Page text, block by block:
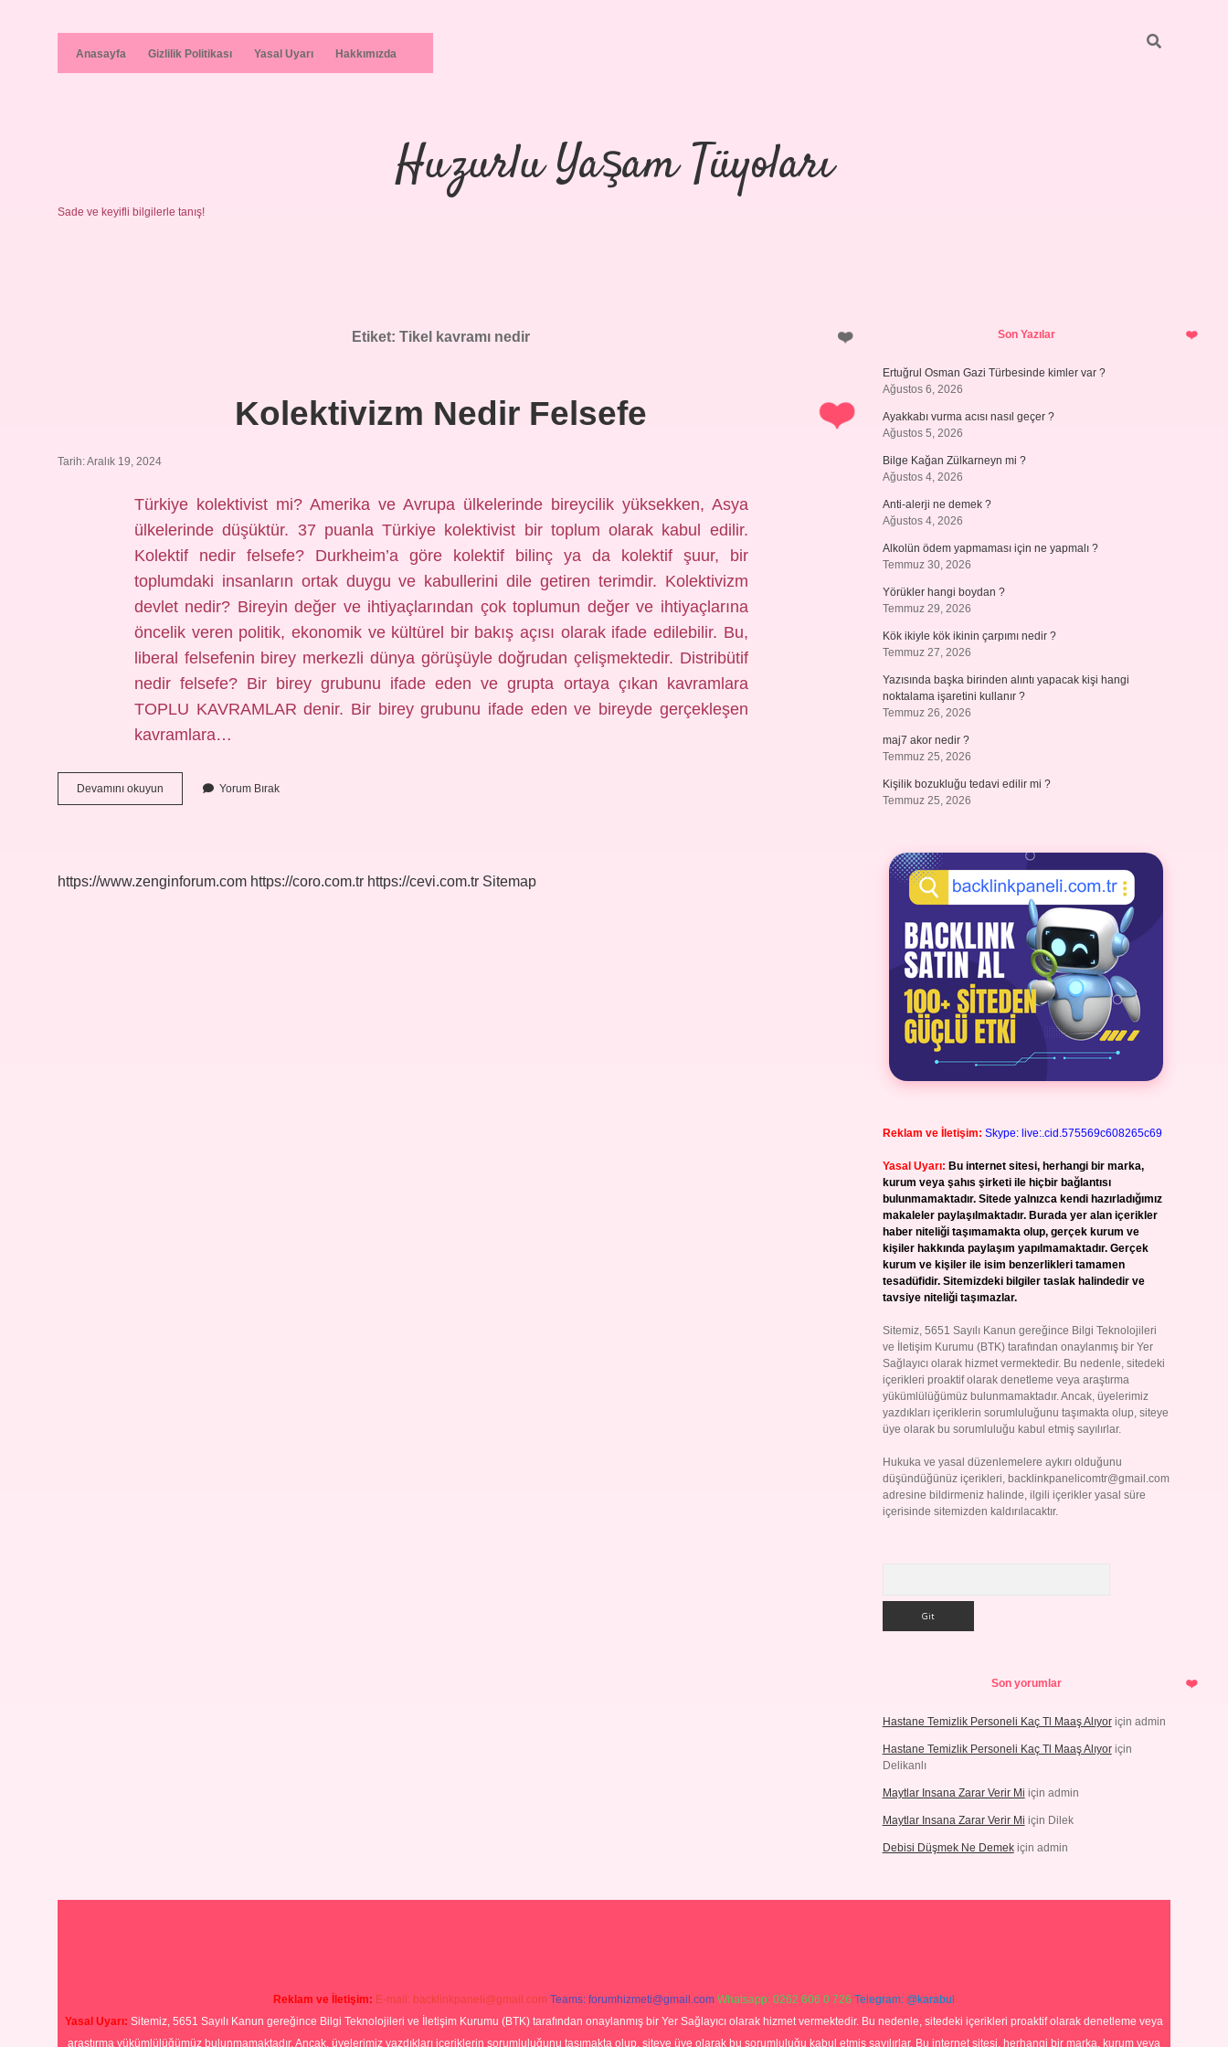
Anasayfa Gizlilik Politikası Yasal Uyarı Hakkımızda
Huzurlu Yaşam Tüyoları
Sade ve keyifli bilgilerle tanış!
Etiket:Tikel kavramı nedir
Kolektivizm Nedir Felsefe
Tarih: Aralık 19, 2024
Türkiye kolektivist mi? Amerika ve Avrupa ülkelerinde bireycilik yüksekken, Asya
ülkelerinde düşüktür. 37 puanla Türkiye kolektivist bir toplum olarak kabul edilir.
Kolektif nedir felsefe? Durkheim’a göre kolektif bilinç ya da kolektif şuur, bir
toplumdaki insanların ortak duygu ve kabullerini dile getiren terimdir. Kolektivizm
devlet nedir? Bireyin değer ve ihtiyaçlarından çok toplumun değer ve ihtiyaçlarına
öncelik veren politik, ekonomik ve kültürel bir bakış açısı olarak ifade edilebilir. Bu,
liberal felsefenin birey merkezli dünya görüşüyle ​​doğrudan çelişmektedir. Distribütif
nedir felsefe? Bir birey grubunu ifade eden ve grupta ortaya çıkan kavramlara
TOPLU KAVRAMLAR denir. Bir birey grubunu ifade eden ve bireyde gerçekleşen
kavramlara…
Devamını okuyun Kolektivizm
Nedir
Yorum Bırak
https://www.zenginforum.com https://coro.com.tr https://cevi.com.tr Sitemap
SidebarSon Yazılar
Ertuğrul Osman Gazi Türbesinde kimler var ?
Ağustos 6, 2026
Ayakkabı vurma acısı nasıl geçer ?
Ağustos 5, 2026
Bilge Kağan Zülkarneyn mi ?
Ağustos 4, 2026
Anti-alerji ne demek ?
Ağustos 4, 2026
Alkolün ödem yapmaması için ne yapmalı ?
Temmuz 30, 2026
Yörükler hangi boydan ?
Temmuz 29, 2026
Kök ikiyle kök ikinin çarpımı nedir ?
Temmuz 27, 2026
Yazısında başka birinden alıntı yapacak kişi hangi
noktalama işaretini kullanır ?
Temmuz 26, 2026
maj7 akor nedir ?
Temmuz 25, 2026
Kişilik bozukluğu tedavi edilir mi ?
Temmuz 25, 2026
Reklam ve İletişim: Skype: live:.cid.575569c608265c69
Yasal Uyarı: Bu internet sitesi, herhangi bir marka,
kurum veya şahıs şirketi ile hiçbir bağlantısı
bulunmamaktadır. Sitede yalnızca kendi hazırladığımız
makaleler paylaşılmaktadır. Burada yer alan içerikler
haber niteliği taşımamakta olup, gerçek kurum ve
kişiler hakkında paylaşım yapılmamaktadır. Gerçek
kurum ve kişiler ile isim benzerlikleri tamamen
tesadüfidir. Sitemizdeki bilgiler taslak halindedir ve
tavsiye niteliği taşımazlar.
Sitemiz, 5651 Sayılı Kanun gereğince Bilgi Teknolojileri
ve İletişim Kurumu (BTK) tarafından onaylanmış bir Yer
Sağlayıcı olarak hizmet vermektedir. Bu nedenle, sitedeki
içerikleri proaktif olarak denetleme veya araştırma
yükümlülüğümüz bulunmamaktadır. Ancak, üyelerimiz
yazdıkları içeriklerin sorumluluğunu taşımakta olup, siteye
üye olarak bu sorumluluğu kabul etmiş sayılırlar.
Hukuka ve yasal düzenlemelere aykırı olduğunu
düşündüğünüz içerikleri, backlinkpanelicomtr@gmail.com
adresine bildirmeniz halinde, ilgili içerikler yasal süre
içerisinde sitemizden kaldırılacaktır.
Son yorumlar
Hastane Temizlik Personeli Kaç Tl Maaş Alıyoriçin admin
Hastane Temizlik Personeli Kaç Tl Maaş Alıyoriçin
Delikanlı
Maytlar Insana Zarar Verir Mi için admin
Maytlar Insana Zarar Verir Mi için Dilek
Debisi Düşmek Ne Demekiçin admin
Reklam ve İletişim: E-mail: backlinkpaneli@gmail.com Teams: forumhizmeti@gmail.com Whatsapp: 0262 606 0 726 Telegram: @karabul
Yasal Uyarı: Sitemiz, 5651 Sayılı Kanun gereğince Bilgi Teknolojileri ve İletişim Kurumu (BTK) tarafından onaylanmış bir Yer Sağlayıcı olarak hizmet vermektedir. Bu nedenle, sitedeki içerikleri proaktif olarak denetleme veya
araştırma yükümlülüğümüz bulunmamaktadır. Ancak, üyelerimiz yazdıkları içeriklerin sorumluluğunu taşımakta olup, siteye üye olarak bu sorumluluğu kabul etmiş sayılırlar. Bu internet sitesi, herhangi bir marka, kurum veya